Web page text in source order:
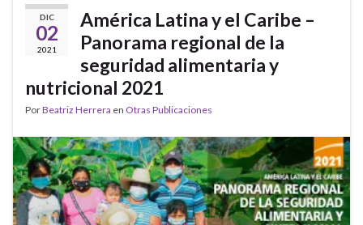
DIC
02
2021
América Latina y el Caribe –
Panorama regional de la
seguridad alimentaria y
nutricional 2021
PorBeatriz Herrera en Otras Publicaciones